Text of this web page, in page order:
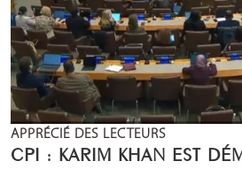
APPRÉCIÉ DES LECTEURS
CPI : KARIM KHAN EST